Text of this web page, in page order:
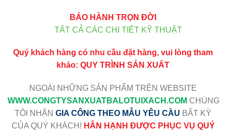
BẢO HÀNH TRỌN ĐỜI
TẤT CẢ CÁC CHI TIẾT KỸ THUẬT
Quý khách hàng có nhu cầu đặt hàng, vui lòng tham
khảo: QUY TRÌNH SẢN XUẤT
NGOÀI NHỮNG SẢN PHẨM TRÊN WEBSITE
WWW.CONGTYSANXUATBALOTUIXACH.COM CHÚNG
TÔI NHẬN GIA CÔNG THEO MẪU YÊU CẦU BẤT KỲ
CỦA QUÝ KHÁCH! HÂN HẠNH ĐƯỢC PHỤC VỤ QUÝ